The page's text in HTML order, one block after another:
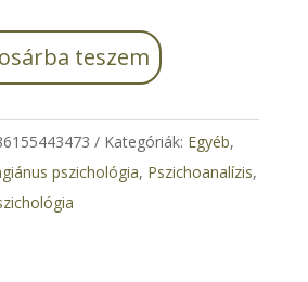
Ft.3.900 Ft.
teszem
Kategóriák: Egyéb,
pszichológia, Pszichoanalízis,